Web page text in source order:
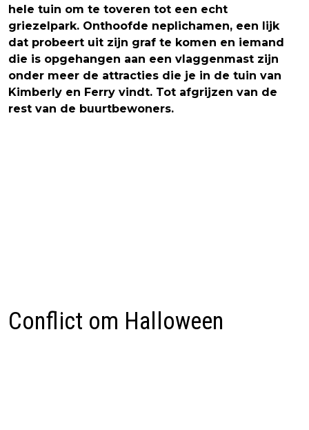
hele tuin om te toveren tot een echt
griezelpark. Onthoofde neplichamen, een lijk
dat probeert uit zijn graf te komen en iemand
die is opgehangen aan een vlaggenmast zijn
onder meer de attracties die je in de tuin van
Kimberly en Ferry vindt. Tot afgrijzen van de
rest van de buurtbewoners.
Conflict om Halloween